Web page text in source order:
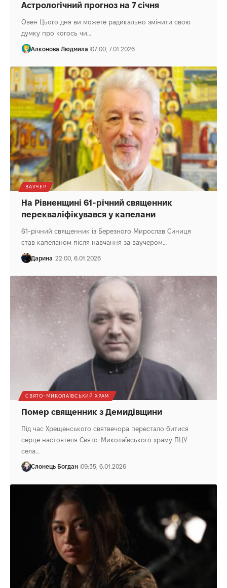
Астрологічний прогноз на 7 січня
Овен Цього дня ви можете радикально змінити свою
думку про когось чи…
Алконова Людмила 07:00, 7.01.2026
ВАУЧЕР
На Рівненщині 61-річний священник
перекваліфікувався у капелани
61-річний священник із Березного Мирослав Синиця
став капеланом після навчання за ваучером…
Дарина 22:00, 6.01.2026
СВЯТО-МИКОЛАЇВСЬКИЙ ХРАМ
Помер священник з Демидівщини
Під час Хрещенського святвечора перестало битися
серце настоятеля Свято-Миколаївського храму ПЦУ
села…
Слонець Богдан 09:35, 6.01.2026